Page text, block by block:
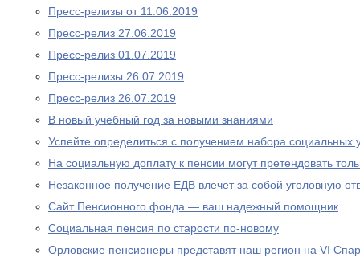
Пресс-релизы от 11.06.2019
Пресс-релиз 27.06.2019
Пресс-релиз 01.07.2019
Пресс-релизы 26.07.2019
Пресс-релиз 26.07.2019
В новый учебный год за новыми знаниями
Успейте определиться с получением набора социальных
На социальную доплату к пенсии могут претендовать
Незаконное получение ЕДВ влечет за собой уголовную
Сайт Пенсионного фонда — ваш надежный помощник
Социальная пенсия по старости по-новому
Орловские пенсионеры представят наш регион на VI